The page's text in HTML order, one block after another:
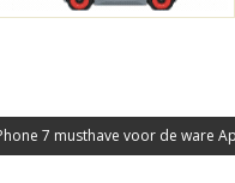
7 musthave voor de ware